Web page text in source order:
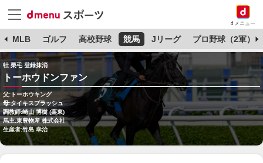
dメニュー
MLB ゴルフ 高校野球 競馬 Jリーグ プロ野球（2軍）
牡 栗毛 登録抹消
トーホウドンファン
父:トーホウキング
母:タイキスプラッシュ
調教師:崎山 博樹 (栗東)
馬主:東豊物産 株式会社
生産者:竹島 幸治